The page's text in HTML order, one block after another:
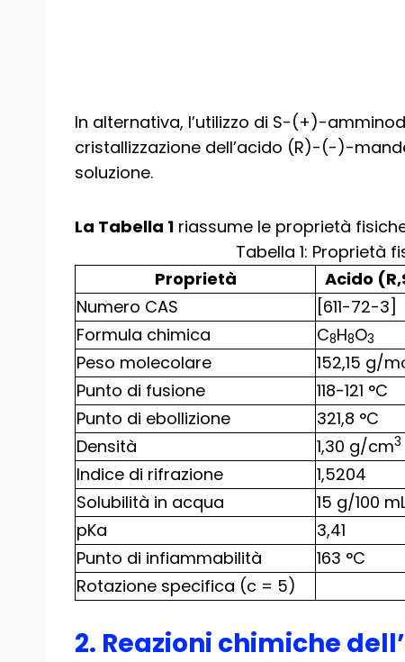
In alternativa, l’utilizzo di S-(+)-
cristallizzazione dell’acido (R)-(-)-
soluzione.
La Tabella 1 riassume le proprietà
Tabella 1: Proprietà
Proprietà
Acido
Numero CAS
[611-72-3]
Formula chimica
C8H8O3
Peso molecolare 152,15 g/
Punto di fusione
118-121 °C
Punto di ebollizione
321,8 °C
Densità
1,30 g/cm3
Indice di rifrazione
1,5204
Solubilità in acqua
15 g/100
pKa
3,41
Punto di infiammabilità
163 °C
Rotazione specifica (c = 5)
2. Reazioni chimiche